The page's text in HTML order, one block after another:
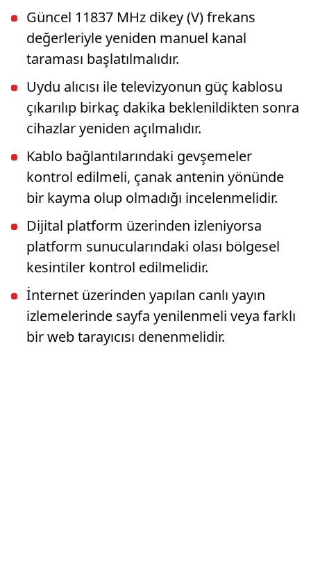
Güncel 11837 MHz dikey (V) frekans
değerleriyle yeniden manuel kanal
taraması başlatılmalıdır.
Uydu alıcısı ile televizyonun güç kablosu
çıkarılıp birkaç dakika beklenildikten sonra
cihazlar yeniden açılmalıdır.
Kablo bağlantılarındaki gevşemeler
kontrol edilmeli, çanak antenin yönünde
bir kayma olup olmadığı incelenmelidir.
Dijital platform üzerinden izleniyorsa
platform sunucularındaki olası bölgesel
kesintiler kontrol edilmelidir.
İnternet üzerinden yapılan canlı yayın
izlemelerinde sayfa yenilenmeli veya farklı
bir web tarayıcısı denenmelidir.